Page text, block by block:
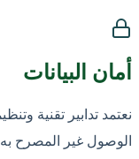
أمان البيانات
نعتمد تدابير تقنية
الوصول غير المصرح به